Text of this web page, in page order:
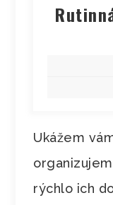
Ukážem
rýchlo ich